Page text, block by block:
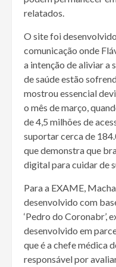
relatados.
O site foi
comunicação onde
a intenção de aliviar a
de saúde estão
mostrou essencial
o mês de março,
de 4,5 milhões de
suportar cerca de
que demonstra que
digital para cuidar de
Para a EXAME,
desenvolvido com
‘Pedro do Coronabr’,
desenvolvido em
que é a chefe médica
responsável por